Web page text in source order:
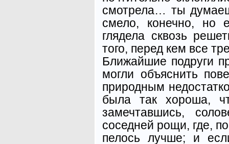
смотрела… ты
смело, конечно, но
глядела сквозь
того, перед кем все
Ближайшие подруги
могли объяснить
природным
была так хороша,
замечтавшись,
соседней рощи, где,
пелось лучше; и